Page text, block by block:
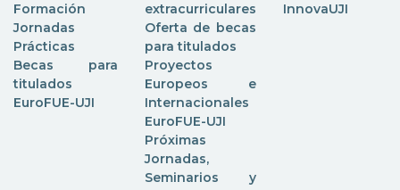
Formación
Jornadas
Prácticas
Becas para
titulados
EuroFUE-UJI
extracurriculares
Oferta de becas
para titulados
Proyectos
Europeos e
Internacionales
EuroFUE-UJI
Próximas
Jornadas,
Seminarios y
InnovaUJI